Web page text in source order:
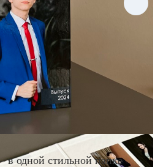
одной стильной папке